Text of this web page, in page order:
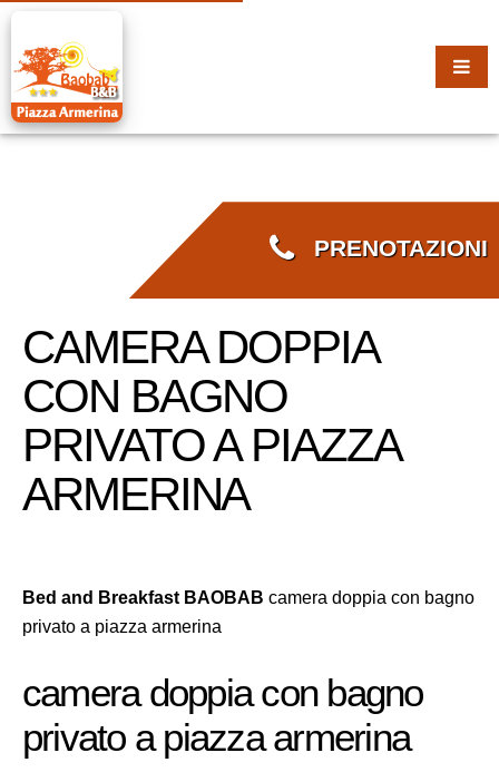
PRENOTAZIONI
CAMERA DOPPIA
CON BAGNO
PRIVATO A PIAZZA
ARMERINA
Bed and Breakfast BAOBAB camera doppia con bagno
privato a piazza armerina
camera doppia con bagno
privato a piazza armerina